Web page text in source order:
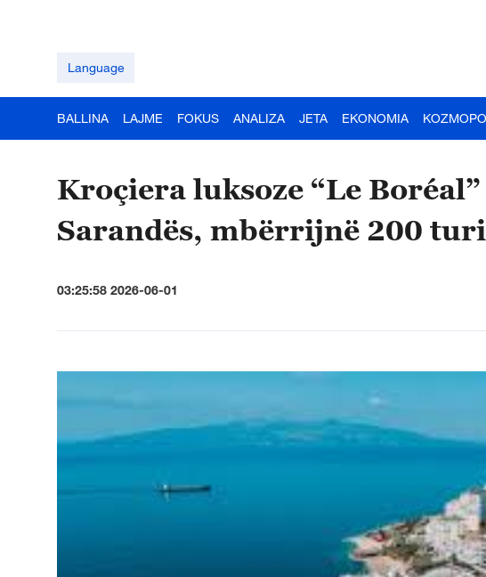
Language
BALLINA LAJME FOKUS ANALIZA JETA EKONOMIA
Kroçiera luksoze “Le
Sarandës, mbërrijnë 200
03:25:58 2026-06-01